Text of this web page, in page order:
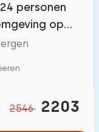
personen
op
2546 2203